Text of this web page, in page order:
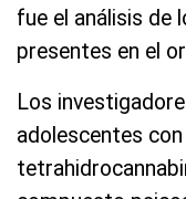
fue el análisis de
presentes en el
Los
adolescentes